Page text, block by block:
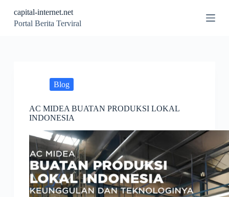
S
k
capital-internet.net
Portal Berita Terviral
Blog
AC MIDEA BUATAN PRODUKSI LOKAL
INDONESIA